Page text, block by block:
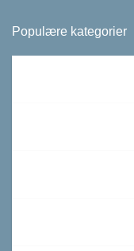
Populære kategorier